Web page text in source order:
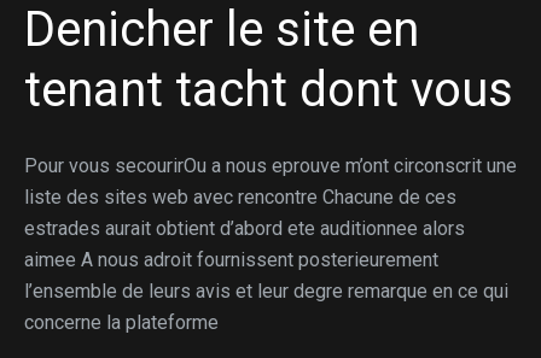
Denicher le site en
tenant tacht dont vous
Pour vous secourirOu a nous eprouve m’ont circonscrit une
liste des sites web avec rencontre Chacune de ces
estrades aurait obtient d’abord ete auditionnee alors
aimee A nous adroit fournissent posterieurement
l’ensemble de leurs avis et leur degre remarque en ce qui
concerne la plateforme